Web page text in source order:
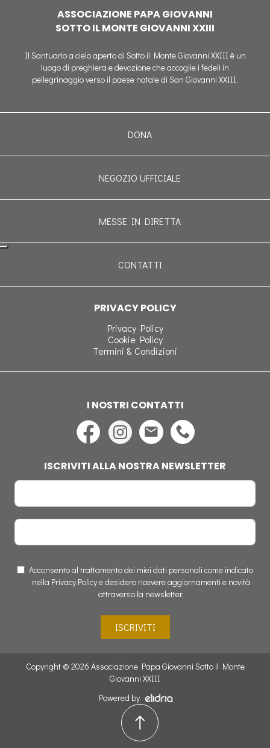
ASSOCIAZIONE PAPA GIOVANNI
SOTTO IL MONTE GIOVANNI XXIII
Il Santuario a cielo aperto di Sotto il Monte Giovanni XXIII è un
luogo di preghiera e devozione che accoglie i fedeli in
pellegrinaggio verso il paese natale di San Giovanni XXIII.
DONA
NEGOZIO UFFICIALE
MESSE IN DIRETTA
CONTATTI
PRIVACY POLICY
Privacy Policy
Cookie Policy
Termini & Condizioni
I NOSTRI CONTATTI
ISCRIVITI ALLA NOSTRA NEWSLETTER
Acconsento al trattamento dei miei dati personali come indicato
nella Privacy Policy e desidero ricevere aggiornamenti e novità
attraverso la newsletter.
ISCRIVITI
Copyright © 2026 Associazione Papa Giovanni Sotto il Monte
Giovanni XXIII
Powered by